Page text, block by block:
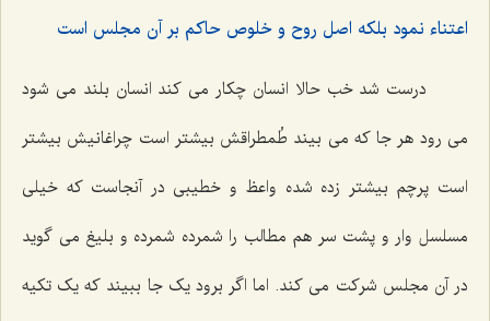
اعتناء نمود بلکه اصل روح و خلوص حاکم بر آن مجلس است
درست شد خب حالا انسان چکار می کند انسان بلند می شود
می رود هر جا که می بیند طُمطراقش بیشتر است چراغانیش بیشتر
است پرچم بیشتر زده شده واعظ و خطیبی در آنجاست که خیلی
مسلسل وار و پشت سر هم مطالب را شمرده شمرده و بلیغ می گوید
در آن مجلس شرکت می کند. اما اگر برود یک جا ببیند که یک تکیه